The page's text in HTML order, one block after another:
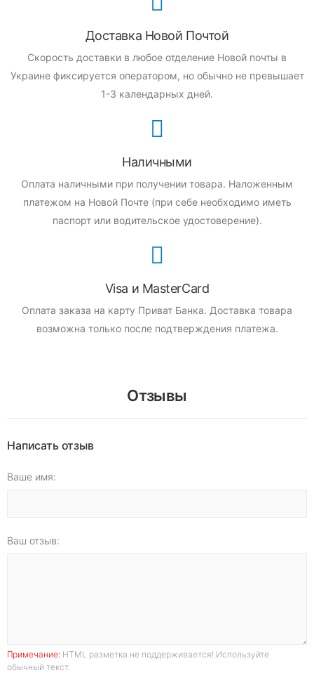
Доставка Новой Почтой
Скорость доставки в любое отделение Новой почты в
Украине фиксируется оператором, но обычно не превышает
1-3 календарных дней.
Наличными
Оплата наличными при получении товара. Наложенным
платежом на Новой Почте (при себе необходимо иметь
паспорт или водительское удостоверение).
Visa и MasterCard
Оплата заказа на карту Приват Банка. Доставка товара
возможна только после подтверждения платежа.
Отзывы
Написать отзыв
Ваше имя:
Ваш отзыв:
Примечание: HTML разметка не поддерживается! Используйте
обычный текст.